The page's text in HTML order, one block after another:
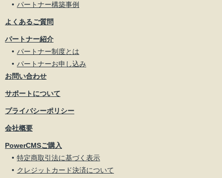
パートナー構築事例
よくあるご質問
パートナー紹介
パートナー制度とは
パートナーお申し込み
お問い合わせ
サポートについて
プライバシーポリシー
会社概要
PowerCMSご購入
特定商取引法に基づく表示
クレジットカード決済について